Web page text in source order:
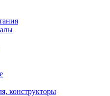
конструкторы